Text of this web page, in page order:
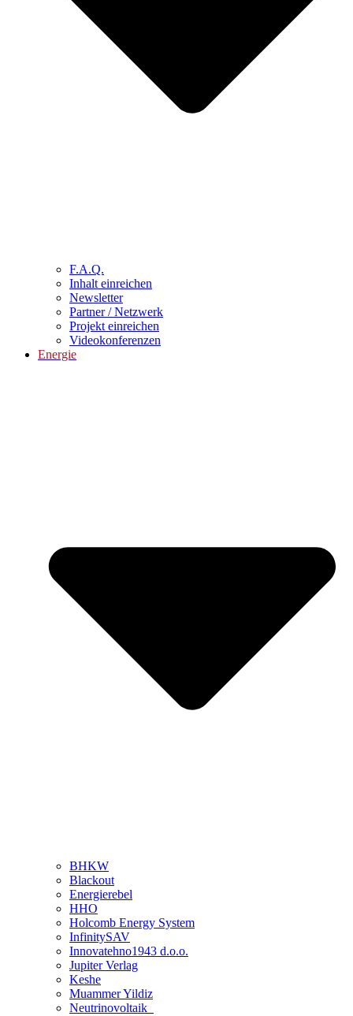
F.A.Q.
Inhalt einreichen
Newsletter
Partner / Netzwerk
Projekt einreichen
Videokonferenzen
Energie
BHKW
Blackout
Energierebel
HHO
Holcomb Energy System
InfinitySAV
Innovatehno1943 d.o.o.
Jupiter Verlag
Keshe
Muammer Yildiz
Neutrinovoltaik